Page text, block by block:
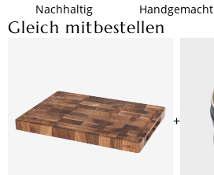
Nachhaltig Handgemacht
Gleich mitbestellen
+